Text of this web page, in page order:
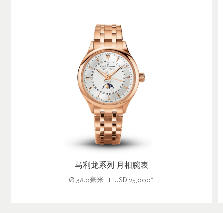
马利龙系列 月相腕表
Ø 38.0毫米 USD 25,000*